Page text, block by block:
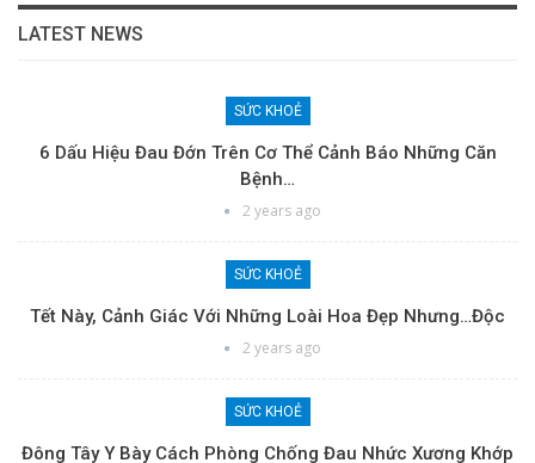
LATEST NEWS
SỨC KHOẺ
6 Dấu Hiệu Đau Đớn Trên Cơ Thể Cảnh Báo Những Căn
Bệnh…
2 years ago
SỨC KHOẺ
Tết Này, Cảnh Giác Với Những Loài Hoa Đẹp Nhưng…độc
2 years ago
SỨC KHOẺ
Đông Tây Y Bày Cách Phòng Chống Đau Nhức Xương Khớp